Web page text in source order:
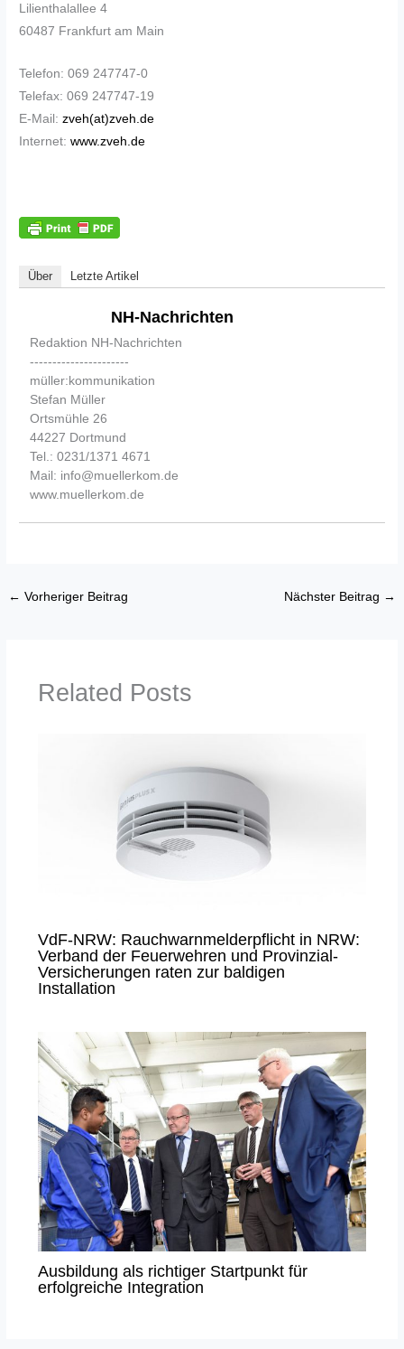
Lilienthalallee 4
60487 Frankfurt am Main
Telefon: 069 247747-0
Telefax: 069 247747-19
E-Mail:zveh(at)zveh.de
Internet:www.zveh.de
Über Letzte Artikel
NH-Nachrichten
Redaktion NH-Nachrichten
----------------------
müller:kommunikation
Stefan Müller
Ortsmühle 26
44227 Dortmund
Tel.: 0231/1371 4671
Mail: info@muellerkom.de
www.muellerkom.de
← Vorheriger Beitrag Nächster Beitrag →
Related Posts
VdF-NRW: Rauchwarnmelderpflicht in NRW:
Verband der Feuerwehren und Provinzial-
Versicherungen raten zur baldigen
Installation
Ausbildung als richtiger Startpunkt für
erfolgreiche Integration